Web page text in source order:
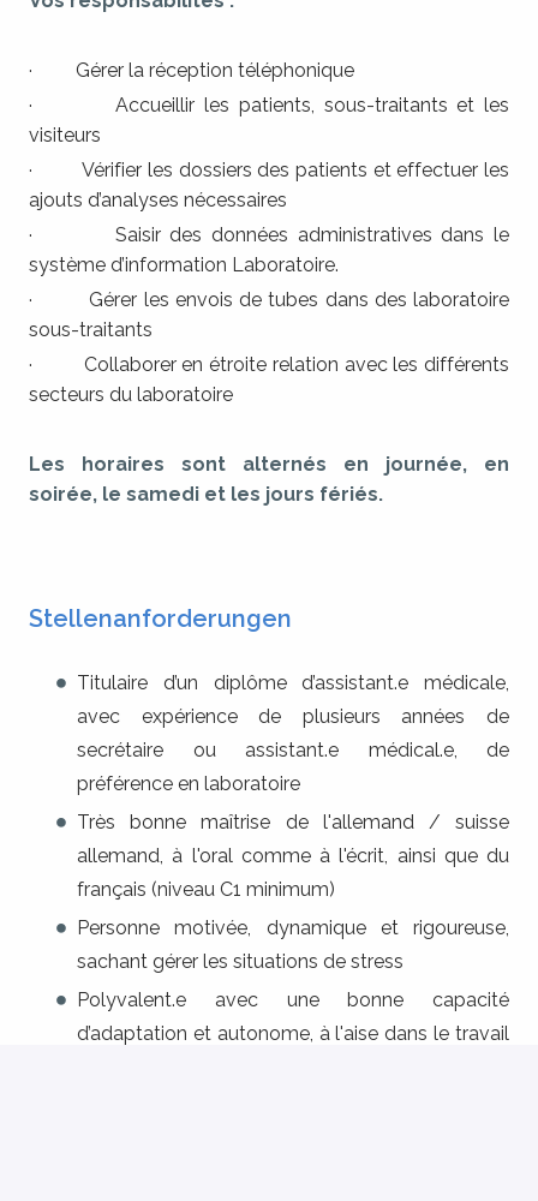
· Gérer la réception téléphonique
· Accueillir les patients, sous-traitants et les
visiteurs
· Vérifier les dossiers des patients et effectuer les
ajouts d’analyses nécessaires
· Saisir des données administratives dans le
système d’information Laboratoire.
· Gérer les envois de tubes dans des laboratoire
sous-traitants
· Collaborer en étroite relation avec les différents
secteurs du laboratoire
Les horaires sont alternés en journée, en
soirée, le samedi et les jours fériés.
Stellenanforderungen
Titulaire d’un diplôme d’assistant.e médicale,
avec expérience de plusieurs années de
secrétaire ou assistant.e médical.e, de
préférence en laboratoire
Très bonne maîtrise de l'allemand / suisse
allemand, à l'oral comme à l'écrit, ainsi que du
français (niveau C1 minimum)
Personne motivée, dynamique et rigoureuse,
sachant gérer les situations de stress
Polyvalent.e avec une bonne capacité
d’adaptation et autonome, à l'aise dans le travail